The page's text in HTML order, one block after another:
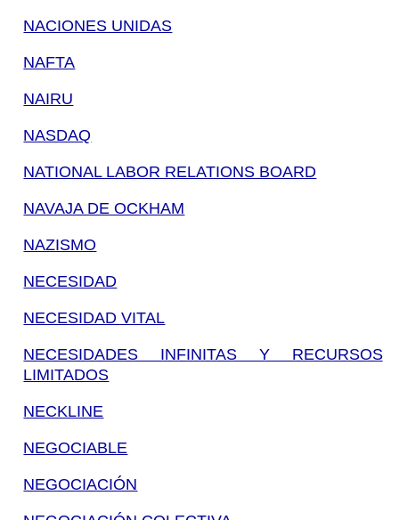
NACIONES UNIDAS
NAFTA
NAIRU
NASDAQ
NATIONAL LABOR RELATIONS BOARD
NAVAJA DE OCKHAM
NAZISMO
NECESIDAD
NECESIDAD VITAL
NECESIDADES INFINITAS Y RECURSOS
LIMITADOS
NECKLINE
NEGOCIABLE
NEGOCIACIÓN